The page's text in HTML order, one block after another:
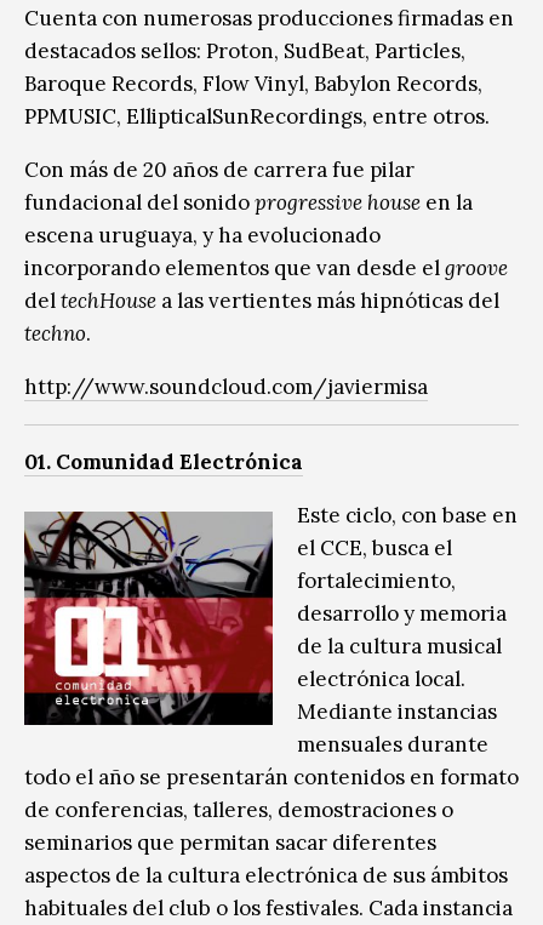
Cuenta con numerosas producciones firmadas en
destacados sellos: Proton, SudBeat, Particles,
Baroque Records, Flow Vinyl, Babylon Records,
PPMUSIC, EllipticalSunRecordings, entre otros.
Con más de 20 años de carrera fue pilar
fundacional del sonidoprogressive house en la
escena uruguaya, y ha evolucionado
incorporando elementos que van desde elgroove
deltechHouse a las vertientes más hipnóticas del
techno.
http://www.soundcloud.com/javiermisa
01. Comunidad Electrónica
Este ciclo, con base en
el CCE, busca el
fortalecimiento,
desarrollo y memoria
de la cultura musical
electrónica local.
Mediante instancias
mensuales durante
todo el año se presentarán contenidos en formato
de conferencias, talleres, demostraciones o
seminarios que permitan sacar diferentes
aspectos de la cultura electrónica de sus ámbitos
habituales del club o los festivales. Cada instancia